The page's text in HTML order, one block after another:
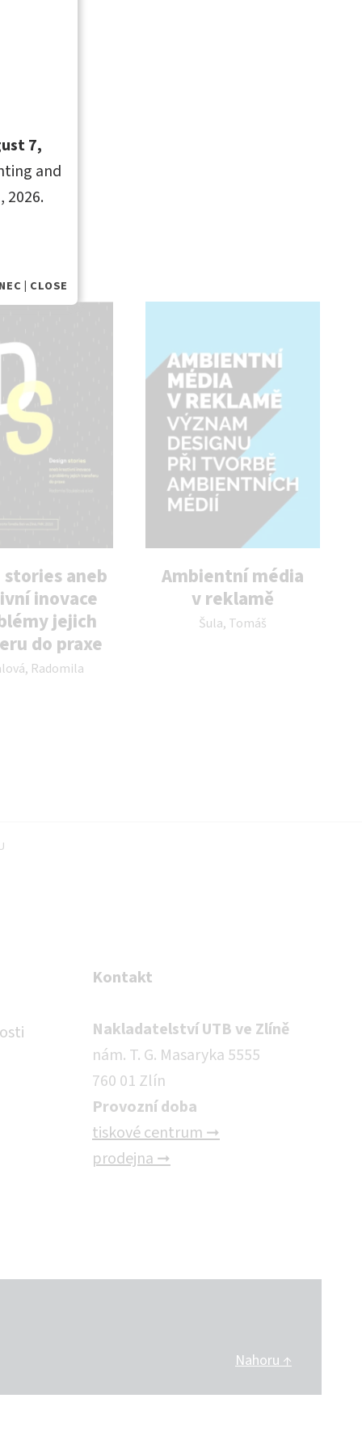
stories aneb
inovace
jejich
do praxe
Radomila
Ambientní média
v reklamě
Autor publikace:
Šula, Tomáš
Kontakt
Nakladatelství UTB ve Zlíně
nám. T. G. Masaryka 5555
760 01 Zlín
Provozní doba
tiskové centrum ➞
prodejna ➞
Nahoru ↑
| CLOSE
7,
and
2026.